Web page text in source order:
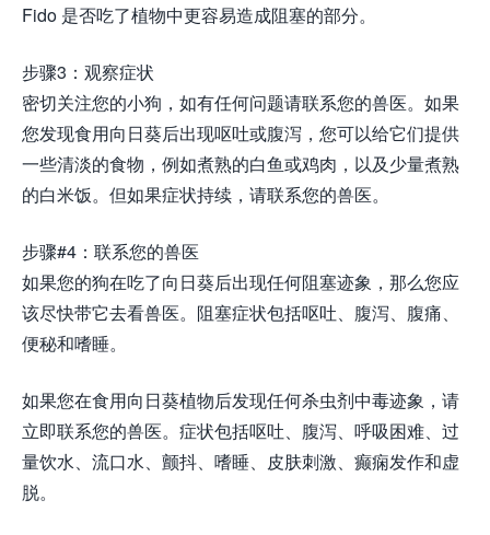
Fido 是否吃了植物中更容易造成阻塞的部分。
步骤3：观察症状
密切关注您的小狗，如有任何问题请联系您的兽医。如果
您发现食用向日葵后出现呕吐或腹泻，您可以给它们提供
一些清淡的食物，例如煮熟的白鱼或鸡肉，以及少量煮熟
的白米饭。但如果症状持续，请联系您的兽医。
步骤#4：联系您的兽医
如果您的狗在吃了向日葵后出现任何阻塞迹象，那么您应
该尽快带它去看兽医。阻塞症状包括呕吐、腹泻、腹痛、
便秘和嗜睡。
如果您在食用向日葵植物后发现任何杀虫剂中毒迹象，请
立即联系您的兽医。症状包括呕吐、腹泻、呼吸困难、过
量饮水、流口水、颤抖、嗜睡、皮肤刺激、癫痫发作和虚
脱。